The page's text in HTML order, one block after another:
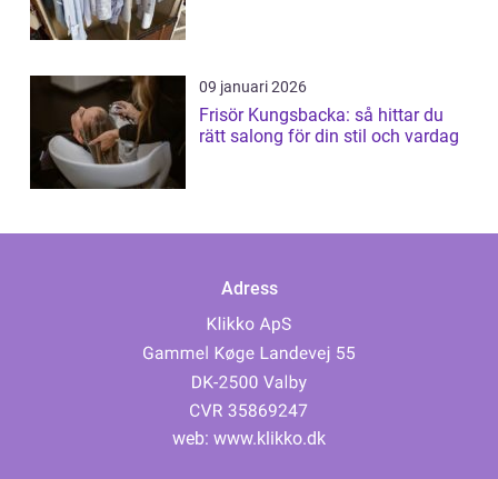
09 januari 2026
Frisör Kungsbacka: så hittar du
rätt salong för din stil och vardag
Adress
web: www.klikko.dk